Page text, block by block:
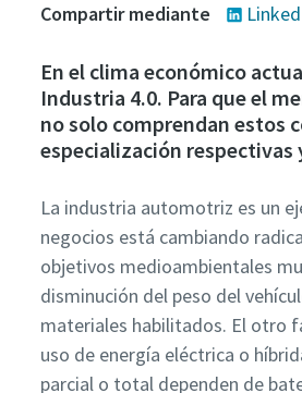
Compartir mediante
En el clima económico
Industria 4.0. Para que el
no solo comprendan estos
especialización respectivas
La industria automotriz es un
negocios está cambiando
objetivos medioambientales
disminución del peso del
materiales habilitados. El otro
uso de energía eléctrica o
parcial o total dependen de